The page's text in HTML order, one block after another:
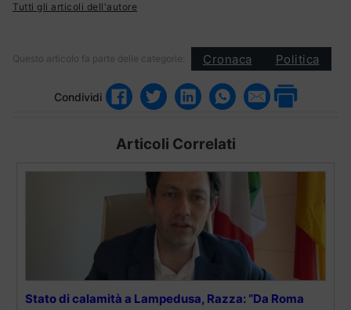
Tutti gli articoli dell'autore
Questo articolo fa parte delle categorie: Cronaca Politica
Condividi
Articoli Correlati
Stato di calamità a Lampedusa, Razza: “Da Roma